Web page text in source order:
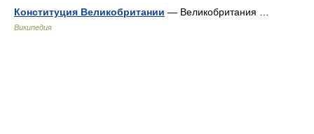
Конституция Великобритании — Великобритания …
Википедия